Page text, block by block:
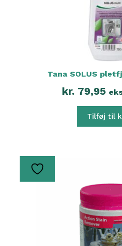
Tana SOLUS
kr. 79,95
Tilføj til